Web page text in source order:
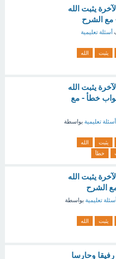
يثبت الله
مع الشرح
أسئلة تعليمية
يثبت
الله
يثبت الله
خطأ - مع
أسئلة تعليمية بواسطة
يثبت
الله
خطأ
يثبت الله
الشرح
أسئلة تعليمية بواسطة
يثبت
الله
وحارسا